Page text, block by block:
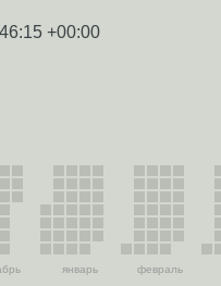
+00:00
январь февраль